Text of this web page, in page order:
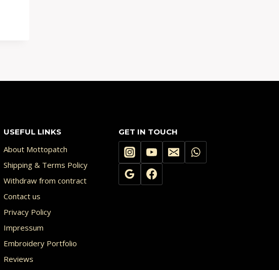
USEFUL LINKS
About Mottopatch
Shipping & Terms Policy
Withdraw from contract
Contact us
Privacy Policy
Impressum
Embroidery Portfolio
Reviews
GET IN TOUCH